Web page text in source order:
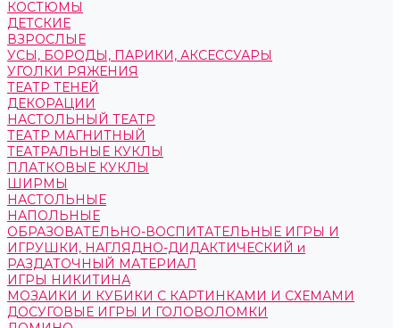
КОСТЮМЫ
ДЕТСКИЕ
ВЗРОСЛЫЕ
УСЫ, БОРОДЫ, ПАРИКИ, АКСЕССУАРЫ
УГОЛКИ РЯЖЕНИЯ
ТЕАТР ТЕНЕЙ
ДЕКОРАЦИИ
НАСТОЛЬНЫЙ ТЕАТР
ТЕАТР МАГНИТНЫЙ
ТЕАТРАЛЬНЫЕ КУКЛЫ
ПЛАТКОВЫЕ КУКЛЫ
ШИРМЫ
НАСТОЛЬНЫЕ
НАПОЛЬНЫЕ
ОБРАЗОВАТЕЛЬНО-ВОСПИТАТЕЛЬНЫЕ ИГРЫ И
ИГРУШКИ, НАГЛЯДНО-ДИДАКТИЧЕСКИЙ и
РАЗДАТОЧНЫЙ МАТЕРИАЛ
ИГРЫ НИКИТИНА
МОЗАИКИ И КУБИКИ С КАРТИНКАМИ И СХЕМАМИ
ДОСУГОВЫЕ ИГРЫ И ГОЛОВОЛОМКИ